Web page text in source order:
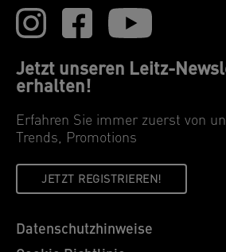
Jetzt unseren Leitz-
erhalten!
Erfahren Sie immer zuerst von
Trends, Promotions
JETZT REGISTRIEREN!
Datenschutzhinweise